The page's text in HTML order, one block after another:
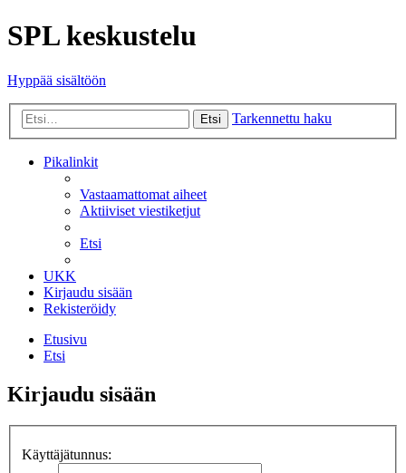
SPL keskustelu
Hyppää sisältöön
Etsi Tarkennettu haku
Pikalinkit
Vastaamattomat aiheet
Aktiiviset viestiketjut
Etsi
UKK
Kirjaudu sisään
Rekisteröidy
Etusivu
Etsi
Kirjaudu sisään
Käyttäjätunnus: